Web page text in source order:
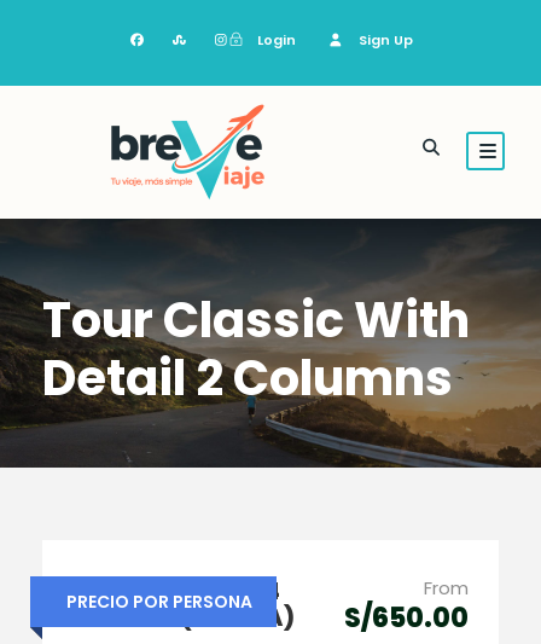
Login Sign Up
Tour Classic With
Detail 2 Columns
PRECIO POR PERSONA
CUSCO 5 DIAS / 4
NOCHES (OFERTA)
From
S/650.00